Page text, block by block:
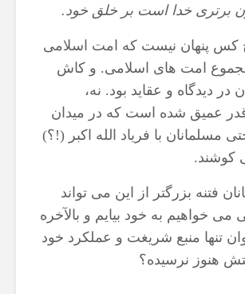
برترى خدا است بر خلق خود.
کس پنهان نیست که امت اسلامی
امت های اسلامی. و کاش
در دیدگاه و عقاید بود. نه،
قدر عمیق شده است که در میدان
مسلمانان با فریاد الله اکبر (!؟)
کوشند.
فتنه بزرگتر از این می تواند
خواهیم به خود بیایم و بالآخره
تنها منبع شریغت و عملکرد خود
هنوز نرسیده؟